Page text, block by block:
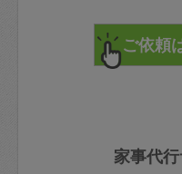
家事代